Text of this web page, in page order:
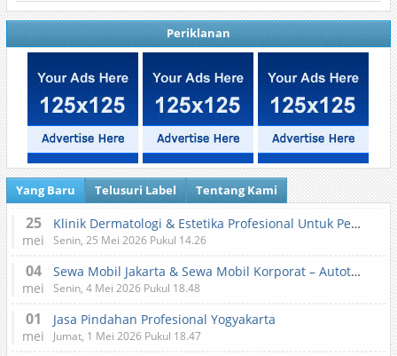
Periklanan
Yang Baru Telusuri Label Tentang Kami
25
mei
Klinik Dermatologi & Estetika Profesional Untuk Perawatan Kulit dan Kecantikan
Senin, 25 Mei 2026 Pukul 14.26
04
mei
Sewa Mobil Jakarta & Sewa Mobil Korporat – Autotranz Indonesia
Senin, 4 Mei 2026 Pukul 18.48
01
mei
Jasa Pindahan Profesional Yogyakarta
Jumat, 1 Mei 2026 Pukul 18.47